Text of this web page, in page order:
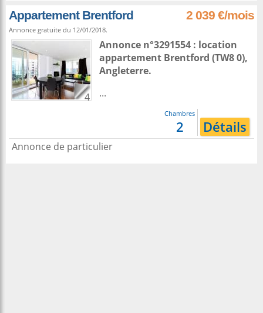
Appartement Brentford 2 039 €/mois
Annonce gratuite du 12/01/2018.
4
Annonce n°3291554 : location
appartement Brentford (TW8 0),
Angleterre.
...
Chambres
2 Détails
Annonce de particulier